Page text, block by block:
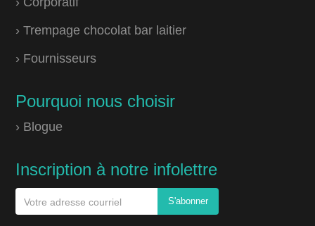
› Trempage chocolat bar laitier
› Fournisseurs
Pourquoi nous choisir
› Blogue
Inscription à notre infolettre